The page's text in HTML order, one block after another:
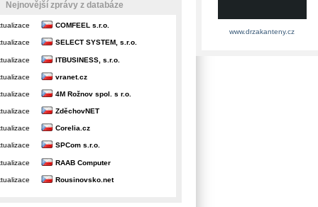
Nejnovější zprávy z databáze
COMFEEL s.r.o.
SELECT SYSTEM, s.r.o.
ITBUSINESS, s.r.o.
vranet.cz
4M Rožnov spol. s r.o.
ZděchovNET
Corelia.cz
SPCom s.r.o.
RAAB Computer
Rousinovsko.net
www.drzakanteny.cz